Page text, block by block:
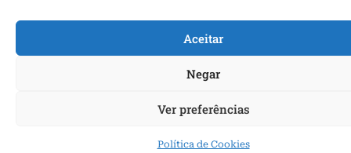
Aceitar
Negar
Ver preferências
Política de Cookies